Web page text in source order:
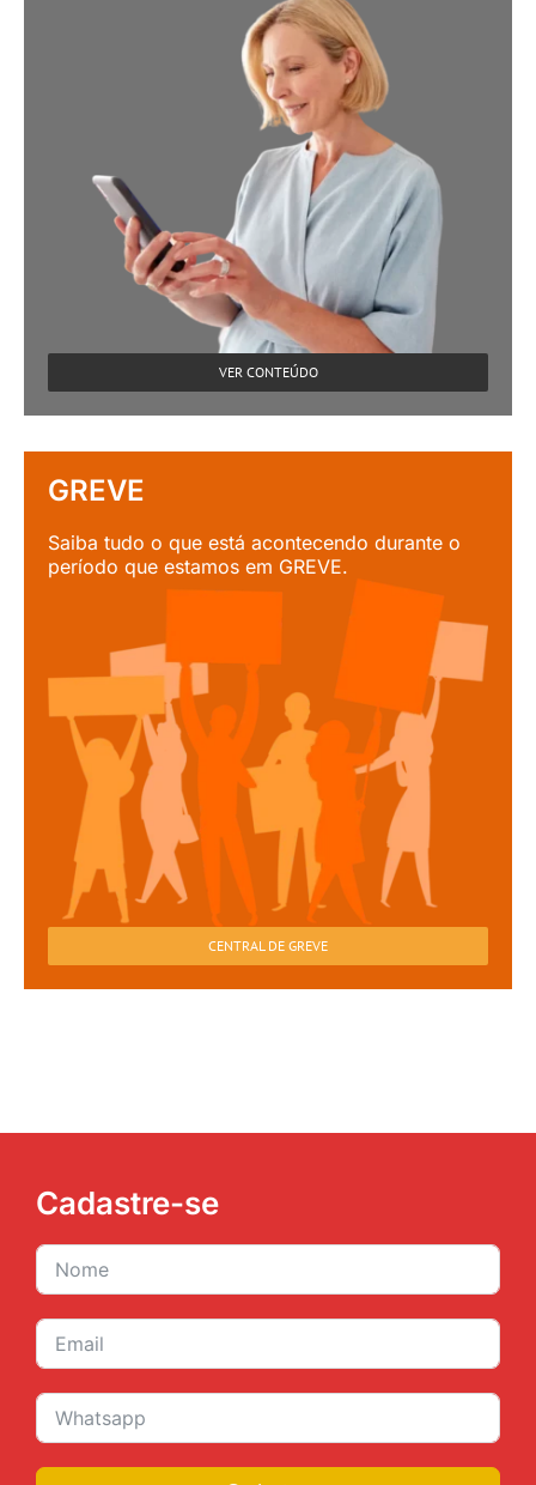
VER CONTEÚDO
GREVE
Saiba tudo o que está acontecendo durante o
período que estamos em GREVE.
CENTRAL DE GREVE
Cadastre-se